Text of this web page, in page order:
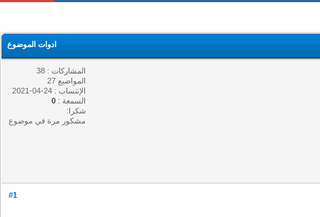
ادوات الموضوع
المشاركات : 38
المواضيع 27
الإنتساب : 24-04-2021
السمعة :0
شكرا:
مشكور مرة في موضوع
#1